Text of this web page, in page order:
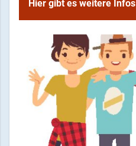
Hier gibt es weitere Infos